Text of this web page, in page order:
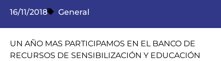
16/11/2018 General
UN AÑO MAS PARTICIPAMOS EN EL BANCO DE
RECURSOS DE SENSIBILIZACIÓN Y EDUCACIÓN